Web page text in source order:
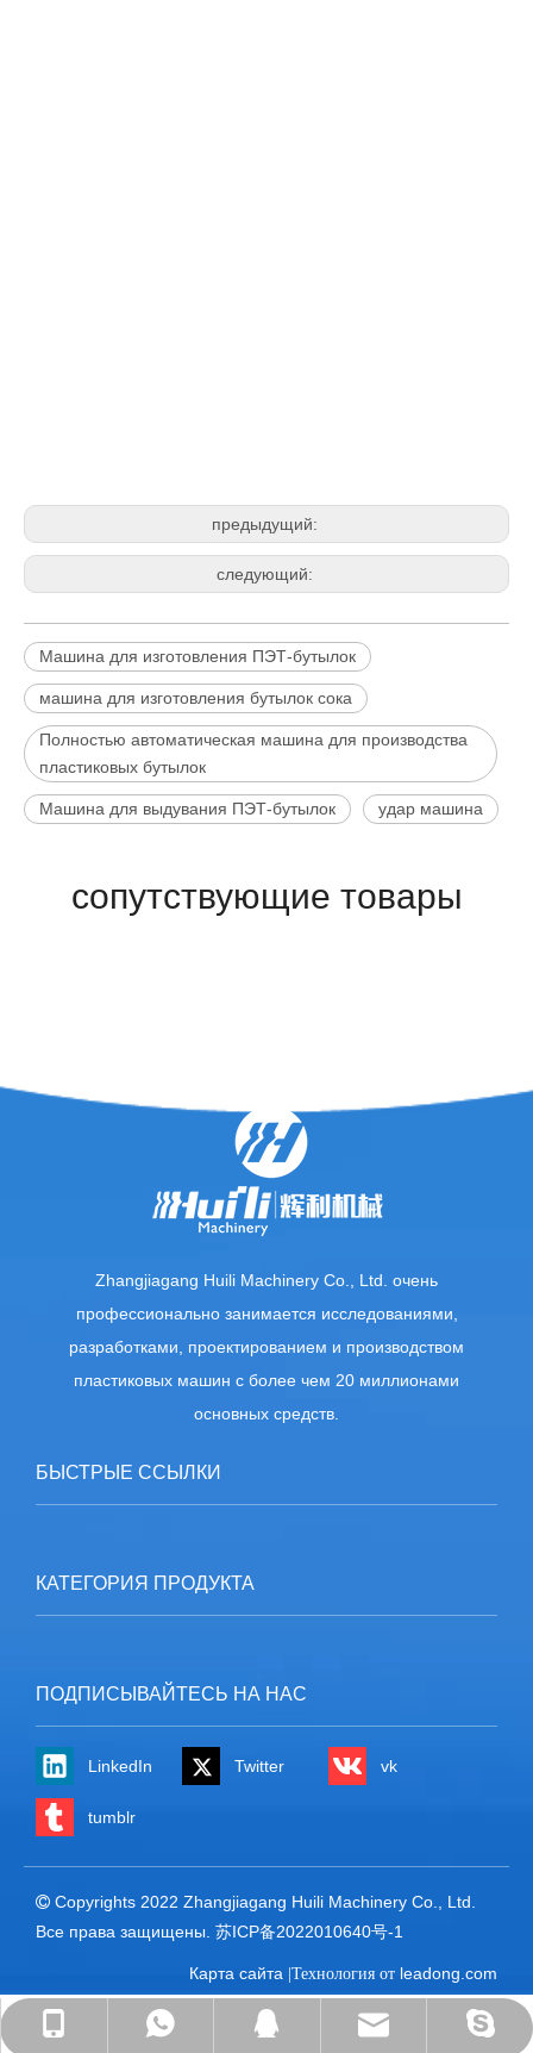
предыдущий:
следующий:
Машина для изготовления ПЭТ-бутылок
машина для изготовления бутылок сока
Полностью автоматическая машина для производства
пластиковых бутылок
Машина для выдувания ПЭТ-бутылок удар машина
сопутствующие товары
+86-18001567327
+86-18001567327
371460516
david@huilimachine.com
david@huilimachine.com
Zhangjiagang Huili Machinery Co., Ltd. очень
профессионально занимается исследованиями,
разработками, проектированием и производством
пластиковых машин с более чем 20 миллионами
основных средств.
БЫСТРЫЕ ССЫЛКИ
КАТЕГОРИЯ ПРОДУКТА
ПОДПИСЫВАЙТЕСЬ НА НАС
LinkedIn Twitter vk
tumblr
 Copyrights 2022 Zhangjiagang Huili Machinery Co., Ltd.
Все права защищены. 苏ICP备2022010640号-1
Карта сайта |Технология от leadong.com